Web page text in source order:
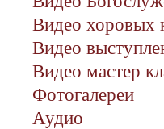
Видео хоровых
Видео
Видео мастер
Фотогалереи
Аудио